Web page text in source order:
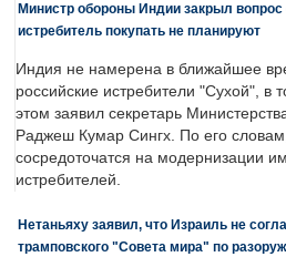
Министр обороны Индии закрыл вопрос
истребитель покупать не планируют
Индия не намерена в ближайшее
российские истребители "Сухой", в
этом заявил секретарь
Раджеш Кумар Сингх. По его
сосредоточатся на модернизации
истребителей.
Нетаньяху заявил, что Израиль не
трамповского "Совета мира" по